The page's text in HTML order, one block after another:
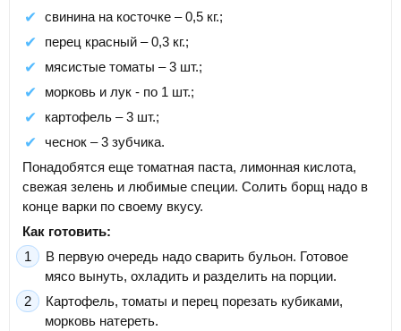
свинина на косточке – 0,5 кг.;
перец красный – 0,3 кг.;
мясистые томаты – 3 шт.;
морковь и лук - по 1 шт.;
картофель – 3 шт.;
чеснок – 3 зубчика.
Понадобятся еще томатная паста, лимонная кислота,
свежая зелень и любимые специи. Солить борщ надо в
конце варки по своему вкусу.
Как готовить:
В первую очередь надо сварить бульон. Готовое
мясо вынуть, охладить и разделить на порции.
Картофель, томаты и перец порезать кубиками,
морковь натереть.